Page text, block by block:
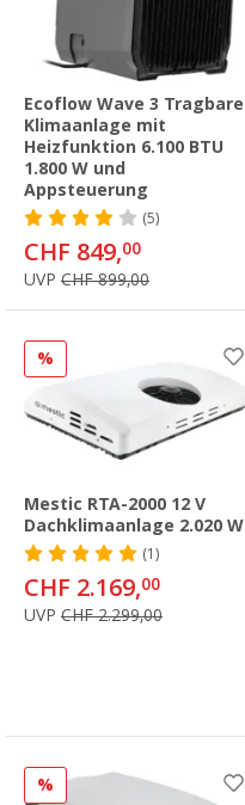
Ecoflow Wave 3 Tragbare
Klimaanlage mit
Heizfunktion 6.100 BTU
1.800 W und
Appsteuerung
(5)
CHF 849,00
UVP CHF 899,00
%
Mestic RTA-2000 12 V
Dachklimaanlage 2.020 W
(1)
CHF 2.169,00
UVP CHF 2.299,00
%